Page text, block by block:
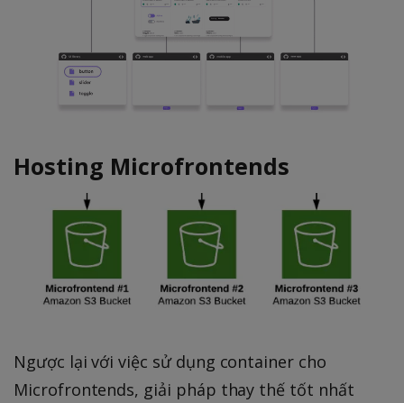
Hosting Microfrontends
Ngược lại với việc sử dụng container cho
Microfrontends, giải pháp thay thế tốt nhất